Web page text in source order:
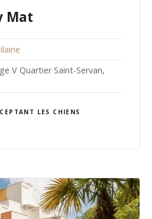
Mat
V Quartier Saint-Servan,
LES CHIENS